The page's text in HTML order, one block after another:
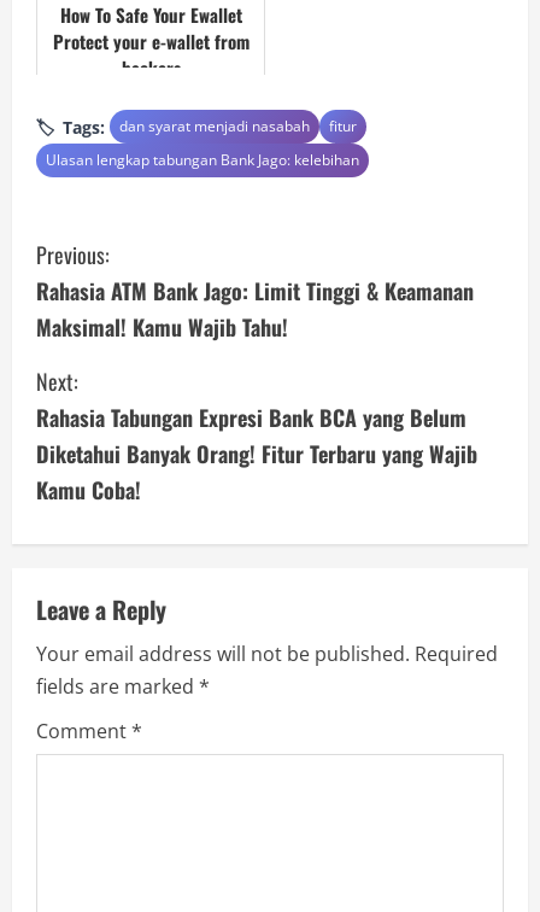
How To Safe Your Ewallet
Protect your e-wallet from
hackers
Tags: dan syarat menjadi nasabah
fitur
Ulasan lengkap tabungan Bank Jago: kelebihan
C
o
n
t
i
n
u
e
R
e
a
Previous:
Rahasia ATM Bank Jago: Limit Tinggi & Keamanan
Maksimal! Kamu Wajib Tahu!
Next:
Rahasia Tabungan Expresi Bank BCA yang Belum
Diketahui Banyak Orang! Fitur Terbaru yang Wajib
Kamu Coba!
Leave a Reply
Your email address will not be published. Required
fields are marked *
Comment*